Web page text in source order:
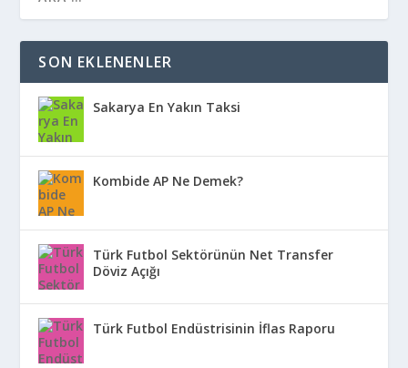
SON EKLENENLER
Sakarya En Yakın Taksi
Kombide AP Ne Demek?
Türk Futbol Sektörünün Net Transfer
Döviz Açığı
Türk Futbol Endüstrisinin İflas Raporu